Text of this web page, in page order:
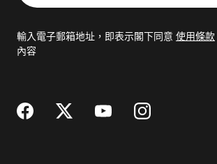
郵
輸入電子郵箱地址，即表示閣下同意 使用條款
內容